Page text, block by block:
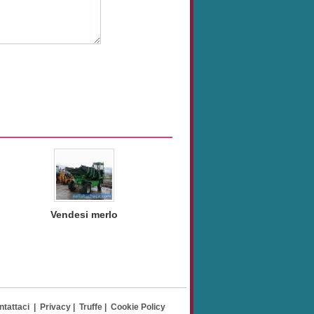
Vendesi merlo
Privacy Truffe Cookie Policy